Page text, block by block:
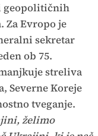
geopolitičnih
Za Evropo je
sekretar
ob 75.
streliva
Severne Koreje
tveganje.
želimo